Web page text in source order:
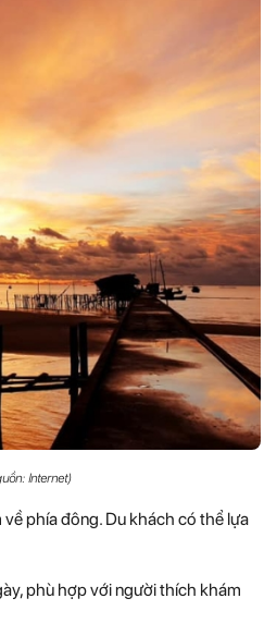
Internet)
phía đông. Du khách có thể lựa
phù hợp với người thích khám